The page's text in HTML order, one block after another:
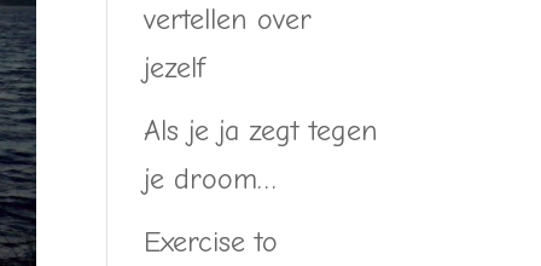
vertellen over
jezelf
Als je ja zegt tegen
je droom…
Exercise to